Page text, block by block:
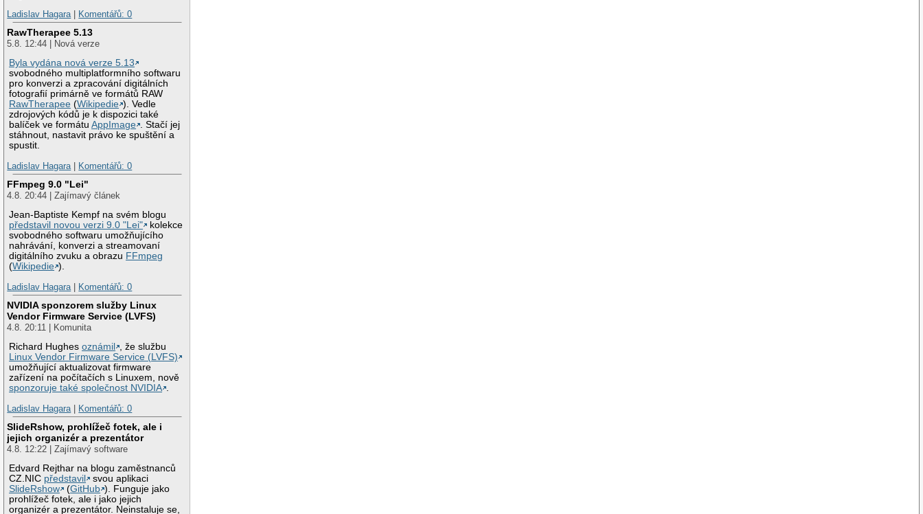
Ladislav Hagara| Komentářů: 0
RawTherapee 5.13
5.8. 12:44 | Nová verze
Byla vydána nová verze 5.13
svobodného multiplatformního softwaru
pro konverzi a zpracování digitálních
fotografií primárně ve formátů RAW
RawTherapee (Wikipedie ). Vedle
zdrojových kódů je k dispozici také
balíček ve formátuAppImage . Stačí jej
stáhnout, nastavit právo ke spuštění a
spustit.
Ladislav Hagara| Komentářů: 0
FFmpeg 9.0 "Lei"
4.8. 20:44 | Zajímavý článek
Jean-Baptiste Kempf na svém blogu
představil novou verzi 9.0 "Lei"
kolekce
svobodného softwaru umožňujícího
nahrávání, konverzi a streamovaní
digitálního zvuku a obrazu FFmpeg
(Wikipedie ).
Ladislav Hagara| Komentářů: 0
NVIDIA sponzorem služby Linux
Vendor Firmware Service (LVFS)
4.8. 20:11 | Komunita
Richard Hughesoznámil
, že službu
Linux Vendor Firmware Service (LVFS)
umožňující aktualizovat firmware
zařízení na počítačích s Linuxem, nově
sponzoruje také společnost NVIDIA .
Ladislav Hagara| Komentářů: 0
SlideRshow, prohlížeč fotek, ale i
jejich organizér a prezentátor
4.8. 12:22 | Zajímavý software
Edvard Rejthar na blogu zaměstnanců
CZ.NIC představil
svou aplikaci
SlideRshow
(GitHub ). Funguje jako
prohlížeč fotek, ale i jako jejich
organizér a prezentátor. Neinstaluje se,